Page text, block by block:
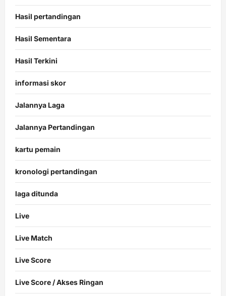
Hasil pertandingan
Hasil Sementara
Hasil Terkini
informasi skor
Jalannya Laga
Jalannya Pertandingan
kartu pemain
kronologi pertandingan
laga ditunda
Live
Live Match
Live Score
Live Score / Akses Ringan